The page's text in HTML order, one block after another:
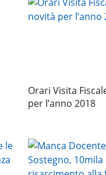
Orari Visita
per l’anno 2018